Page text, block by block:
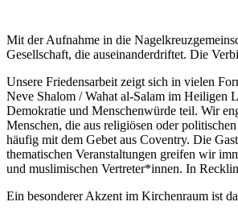
Mit der Aufnahme in die
Gesellschaft, die auseinanderdriftet. Die
Unsere Friedensarbeit zeigt sich in vielen
Neve Shalom / Wahat al-Salam im Heiligen
Demokratie und Menschenwürde teil. Wir
Menschen, die aus religiösen oder
häufig mit dem Gebet aus Coventry. Die
thematischen Veranstaltungen greifen wir
und muslimischen Vertreter*innen. In
Ein besonderer Akzent im Kirchenraum ist